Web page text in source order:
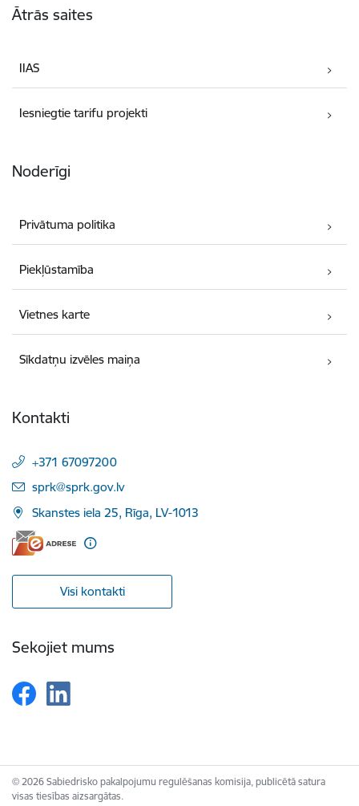
Ātrās saites
IIAS
Iesniegtie tarifu projekti
Noderīgi
Privātuma politika
Piekļūstamība
Vietnes karte
Sīkdatņu izvēles maiņa
Kontakti
+371 67097200
E-pasts:
sprk@sprk.gov.lv
Skanstes iela 25, Rīga, LV-1013
Visi kontakti
Sekojiet mums
© 2026 Sabiedrisko pakalpojumu regulēšanas komisija, publicētā satura
visas tiesības aizsargātas.